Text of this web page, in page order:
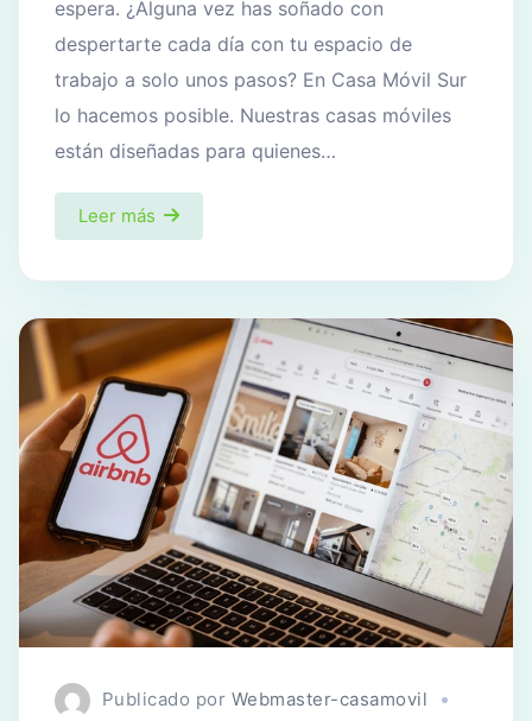
espera. ¿Alguna vez has soñado con
despertarte cada día con tu espacio de
trabajo a solo unos pasos? En Casa Móvil Sur
lo hacemos posible. Nuestras casas móviles
están diseñadas para quienes…
Leer más
Publicado por Webmaster-casamovil